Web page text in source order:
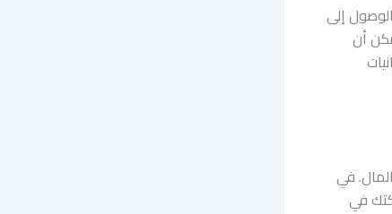
إلى
أن
في
في